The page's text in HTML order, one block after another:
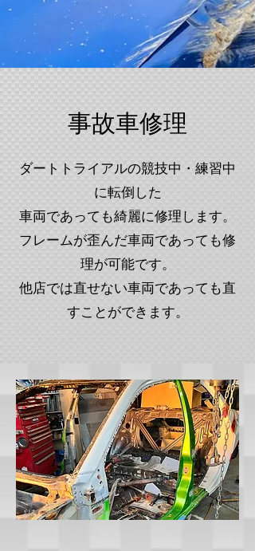
事故車修理
ダートトライアルの競技中・練習中
に転倒した
車両であっても綺麗に修理します。
フレームが歪んだ車両であっても修
理が可能です。
他店では直せない車両であっても​直
すことができます。